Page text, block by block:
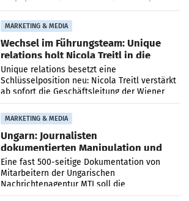
MARKETING & MEDIA
Wechsel im Führungsteam: Unique
relations holt Nicola Treitl in die
Geschäftsleitung
Unique relations besetzt eine
Schlüsselposition neu: Nicola Treitl verstärkt
ab sofort die Geschäftsleitung der Wiener
PR-Agentur an der Seite von Josef Kalina und
Anna Kalina-Mahr.
MARKETING & MEDIA
Ungarn: Journalisten
dokumentierten Manipulation und
Zensur
Eine fast 500-seitige Dokumentation von
Mitarbeitern der Ungarischen
Nachrichtenagentur MTI soll die
systematische Nachrichten-Manipulation und